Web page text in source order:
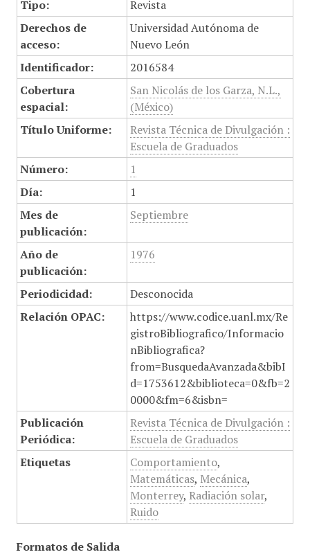
Tipo:
Revista
Derechos de
acceso:
Universidad Autónoma de
Nuevo León
Identificador:
2016584
Cobertura
espacial:
San Nicolás de los Garza, N.L.,
(México)
Título Uniforme:
Revista Técnica de Divulgación :
Escuela de Graduados
Número:
1
Día:
1
Mes de
publicación:
Septiembre
Año de
publicación:
1976
Periodicidad:
Desconocida
Relación OPAC:
https://www.codice.uanl.mx/Re
gistroBibliografico/Informacio
nBibliografica?
from=BusquedaAvanzada&bibI
d=1753612&biblioteca=0&fb=2
0000&fm=6&isbn=
Publicación
Periódica:
Revista Técnica de Divulgación :
Escuela de Graduados
Etiquetas
Comportamiento,
Matemáticas, Mecánica,
Monterrey, Radiación solar,
Ruido
Formatos de Salida